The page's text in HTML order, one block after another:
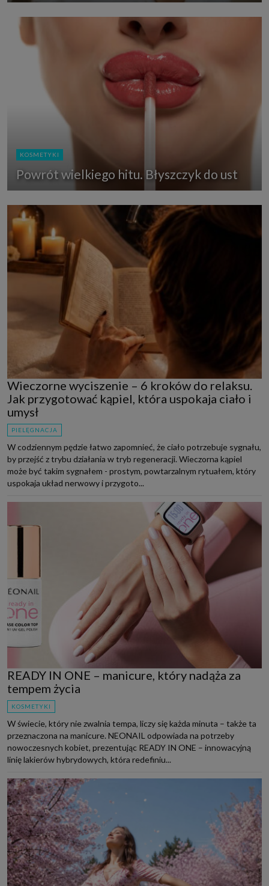
KOSMETYKI
Powrót wielkiego hitu. Błyszczyk do ust
Wieczorne wyciszenie – 6 kroków do relaksu.
Jak przygotować kąpiel, która uspokaja ciało i
umysł
PIELĘGNACJA
W codziennym pędzie łatwo zapomnieć, że ciało potrzebuje sygnału,
by przejść z trybu działania w tryb regeneracji. Wieczorna kąpiel
może być takim sygnałem - prostym, powtarzalnym rytuałem, który
uspokaja układ nerwowy i przygoto...
READY IN ONE – manicure, który nadąża za
tempem życia
KOSMETYKI
W świecie, który nie zwalnia tempa, liczy się każda minuta – także ta
przeznaczona na manicure. NEONAIL odpowiada na potrzeby
nowoczesnych kobiet, prezentując READY IN ONE – innowacyjną
linię lakierów hybrydowych, która redefiniu...